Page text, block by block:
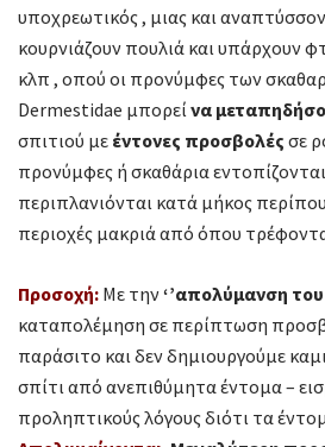
υποχρεωτικός , μιας και
κουρνιάζουν πουλιά και υπάρχουν
κλπ , οπού οι προνύμφες των
Dermestidae μπορείνα
σπιτιού με έντονες προσβολές σε
προνύμφες ή σκαθάρια
περιπλανιόνται κατά μήκος
περιοχές μακριά από όπου
Προσοχή: Με την‘’απολύμανση του
καταπολέμηση σε περίπτωση
παράσιτο και δεν δημιουργούμε
σπίτι από ανεπιθύμητα έντομα –
προληπτικούς λόγους διότι τα